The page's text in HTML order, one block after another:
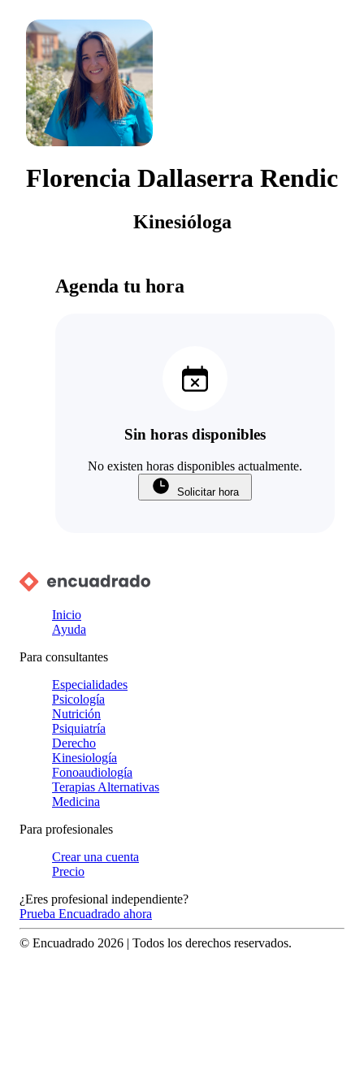
Florencia Dallaserra Rendic
Kinesióloga
Agenda tu hora
Sin horas disponibles
No existen horas disponibles actualmente.
Solicitar hora
Inicio
Ayuda
Para consultantes
Especialidades
Psicología
Nutrición
Psiquiatría
Derecho
Kinesiología
Fonoaudiología
Terapias Alternativas
Medicina
Para profesionales
Crear una cuenta
Precio
¿Eres profesional independiente?
Prueba Encuadrado ahora
© Encuadrado 2026 | Todos los derechos reservados.